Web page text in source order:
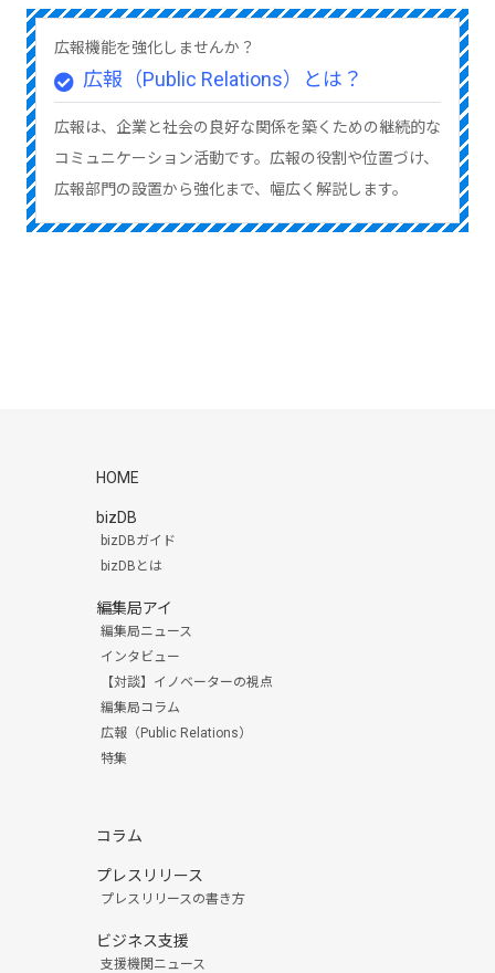
広報機能を強化しませんか？
広報（Public Relations）とは？
広報は、企業と社会の良好な関係を築くための継続的な
コミュニケーション活動です。広報の役割や位置づけ、
広報部門の設置から強化まで、幅広く解説します。
HOME
bizDB
bizDBガイド
bizDBとは
編集局アイ
編集局ニュース
インタビュー
【対談】イノベーターの視点
編集局コラム
広報（Public Relations）
特集
コラム
プレスリリース
プレスリリースの書き方
ビジネス支援
支援機関ニュース